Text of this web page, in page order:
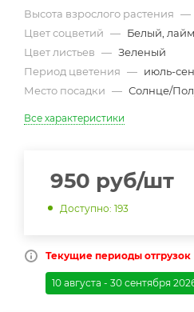
Высота взрослого растения —
Цвет соцветий — Белый,
Цвет листьев — Зеленый
Период цветения — июль-
Место посадки — Солнце/
Все характеристики
950 руб/шт
Доступно: 193
Текущие периоды отгрузок
10 августа - 30 сентября